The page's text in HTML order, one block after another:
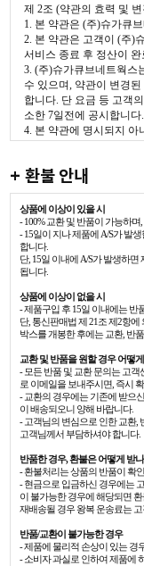
+ 환불 안내
상품에 이상이 있을 시
- 100% 교환 및 반품이 가능하
- 15일이 지나 제품에 A/S가 발
합니다.
단, 15일 이내에 A/S가 발생하면
됩니다.
상품에 이상이 없을 시
- 제품구입 후 15일 이내에는 반
단, 통신판매법 제 21조 제2항
박스를 개봉한 후에는 교환, 반
교환 및 반품을 원할 경우 어떻
- 모든 반품 및 교환 문의는 고객
로 이메일을 보내주시면, 즉시
- 교환의 경우에는 기존에 받으
이 배송되오니 양해 바랍니다.
- 고객님의 변심으로 인한 교환,
고객님께서 부담하셔야 합니다.
반품한 경우, 환불은 어떻게 받
- 환불처리는 상품의 반품이 확
- 현금으로 입금하신 경우에는
이 불가능한 경우에 해당되면
재배송될 경우 왕복 운송료는
반품/교환이 불가능한 경우
- 제품에 물리적 손상이 있는 경
- 소비자 과실로 인하여 제품에